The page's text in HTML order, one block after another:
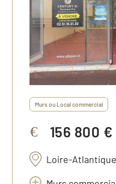
Murs ou Local commercial
€ 156 800 €
Loire-